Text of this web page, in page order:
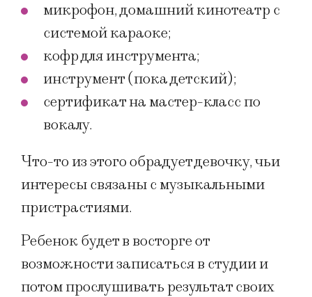
микрофон, домашний кинотеатр с
системой караоке;
кофр для инструмента;
инструмент (пока детский);
сертификат на мастер-класс по
вокалу.
Что-то из этого обрадует девочку, чьи
интересы связаны с музыкальными
пристрастиями.
Ребенок будет в восторге от
возможности записаться в студии и
потом прослушивать результат своих